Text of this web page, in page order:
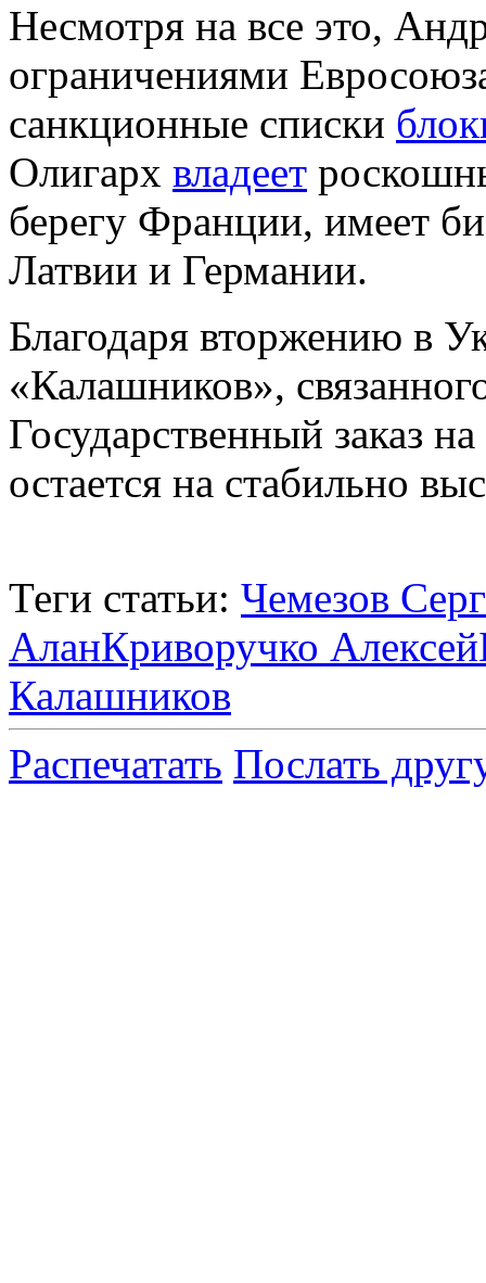
Несмотря на все это,
ограничениями
санкционные списки
Олигарх владеет
берегу Франции, имеет
Латвии и Германии.
Благодаря вторжению в
«Калашников»,
Государственный заказ
остается на стабильно
Теги статьи: Чемезов
АланКриворучко Алексей
Калашников
Распечатать Послать